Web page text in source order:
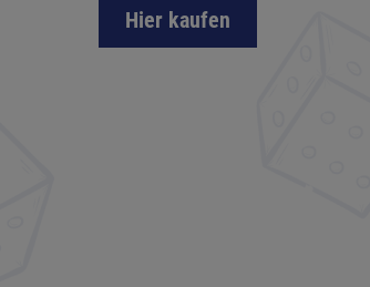
Hier kaufen